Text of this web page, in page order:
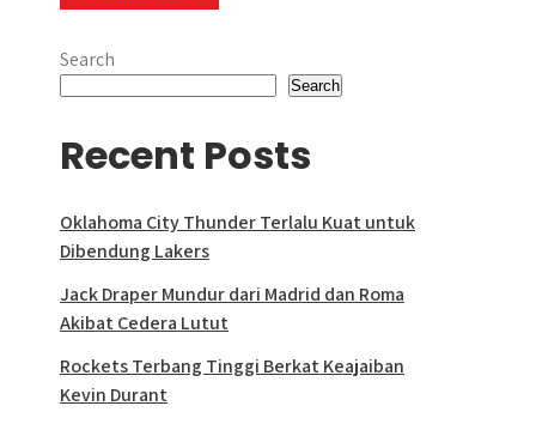
Search
Search
Recent Posts
Oklahoma City Thunder Terlalu Kuat untuk
Dibendung Lakers
Jack Draper Mundur dari Madrid dan Roma
Akibat Cedera Lutut
Rockets Terbang Tinggi Berkat Keajaiban
Kevin Durant